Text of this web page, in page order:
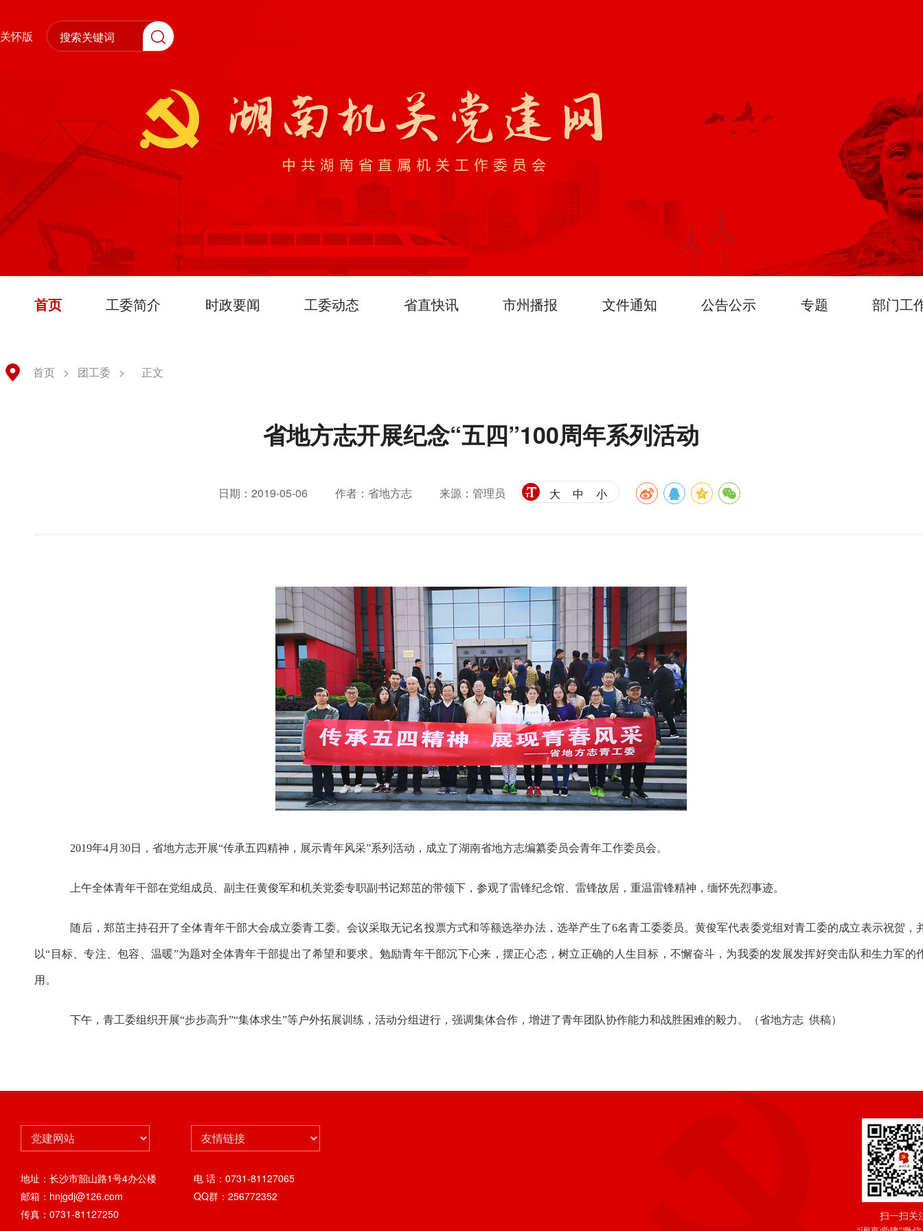
关怀版
首页 工委简介 时政要闻 工委动态 省直快讯 市州播报 文件通知 公告公示 专题 部门工
首页 > 团工委 > 正文
省地方志开展纪念“五四”100周年系列活动
日期：2019-05-06 作者：省地方志 来源：管理员 大 中 小
2019年4月30日，省地方志开展“传承五四精神，展示青年风采”系列活动，成立了湖南省地方志编纂委员会青年工作委员会。
上午全体青年干部在党组成员、副主任黄俊军和机关党委专职副书记郑茁的带领下，参观了雷锋纪念馆、雷锋故居，重温雷锋精神，缅怀先烈事迹。
随后，郑茁主持召开了全体青年干部大会成立委青工委。会议采取无记名投票方式和等额选举办法，选举产生了6名青工委委员。黄俊军代表委党组对青工委的成立表示祝贺，
以“目标、专注、包容、温暖”为题对全体青年干部提出了希望和要求。勉励青年干部沉下心来，摆正心态，树立正确的人生目标，不懈奋斗，为我委的发展发挥好突击队和生力军的
用。
下午，青工委组织开展“步步高升”“集体求生”等户外拓展训练，活动分组进行，强调集体合作，增进了青年团队协作能力和战胜困难的毅力。 （省地方志 供稿）
地址：长沙市韶山路1号4办公楼
电 话：0731-81127065
邮箱：hnjgdj@126.com
QQ群：256772352
传真：0731-81127250
扫一扫关